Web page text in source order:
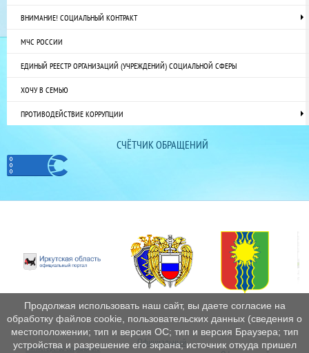
ВНИМАНИЕ! СОЦИАЛЬНЫЙ КОНТРАКТ
МЧС РОССИИ
ЕДИНЫЙ РЕЕСТР ОРГАНИЗАЦИЙ (УЧРЕЖДЕНИЙ) СОЦИАЛЬНОЙ СФЕРЫ
ХОЧУ В СЕМЬЮ
ПРОТИВОДЕЙСТВИЕ КОРРУПЦИИ
СЧЁТЧИК ОБРАЩЕНИЙ
Министерство социального
Официальный
Продолжая использовать наш сайт, вы даете согласие на
обработку файлов cookie, пользовательских данных (сведения о
местоположении; тип и версия ОС; тип и версия Браузера; тип
устройства и разрешение его экрана; источник откуда пришел